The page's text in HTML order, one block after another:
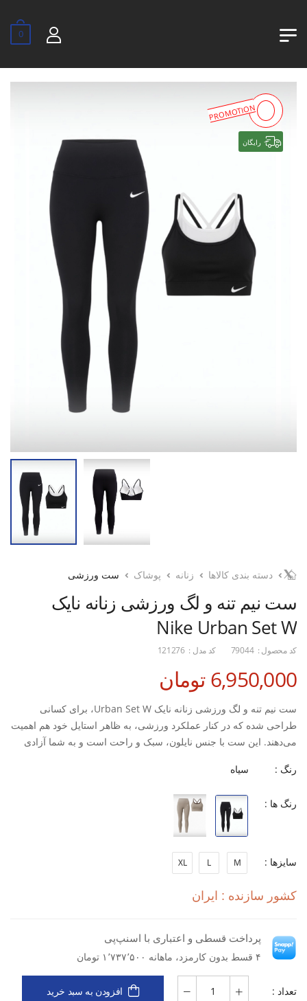
0
PROMOTION
رایگان
دسته بندی کالاها زنانه پوشاک ست ورزشی
ست نیم تنه و لگ ورزشی زنانه نایک
Nike Urban Set W
کد محصول : 79044 کد مدل : 121276
6,950,000 تومان
ست نیم تنه و لگ ورزشی زنانه نایک Urban Set W، برای کسانی
طراحی شده که در کنار عملکرد ورزشی، به ظاهر استایل خود هم اهمیت
می‌دهند. این ست با جنس نایلون، سبک و راحت است و به شما آزادی
نیم تنه و لگ، یک استایل هماهنگ و کاربردی برای ورزش‌های روزمره
ویژگی‌های اصلی و کلیدی:
دسته کاربری: تمرین و فیتنس
نوع مواد: پارچه‌ای
جنس: نایلون
رنگ : سیاه
رنگ ها :
سایزها : M
L
XL
کشور سازنده : ایران
پرداخت قسطی و اعتباری با اسنپ‌پی
۴ قسط بدون کارمزد، ماهانه ۱٬۷۳۷٬۵۰۰ تومان
تعداد : افزودن به سبد خرید